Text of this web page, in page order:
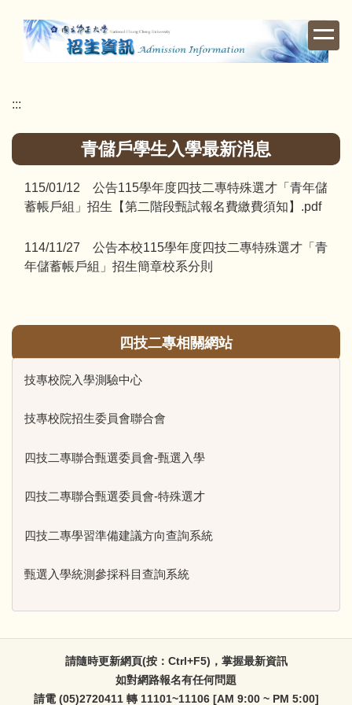
容
:::
青儲戶學生入學最新消息
115/01/12 公告115學年度四技二專特殊選才「青年儲
蓄帳戶組」招生【第二階段甄試報名費繳費須知】.pdf
114/11/27 公告本校115學年度四技二專特殊選才「青
年儲蓄帳戶組」招生簡章校系分則
四技二專相關網站
技專校院入學測驗中心
技專校院招生委員會聯合會
四技二專聯合甄選委員會-甄選入學
四技二專聯合甄選委員會-特殊選才
四技二專學習準備建議方向查詢系統
甄選入學統測參採科目查詢系統
請隨時更新網頁(按：Ctrl+F5)，掌握最新資訊
如對網路報名有任何問題
請電 (05)2720411 轉 11101~11106 [AM 9:00 ~ PM 5:00]